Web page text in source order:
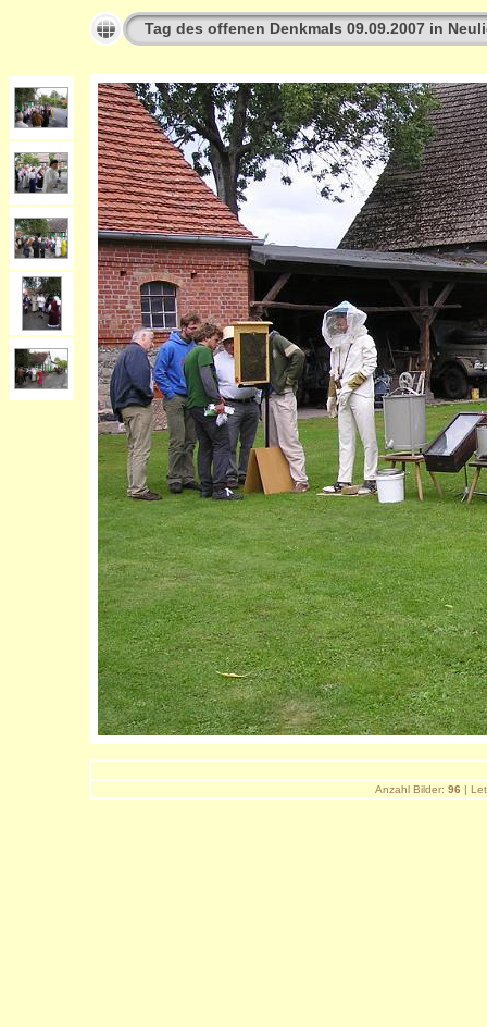
Tag des offenen Denkmals 09.09.2007 in
Anzahl Bilder: 96 |